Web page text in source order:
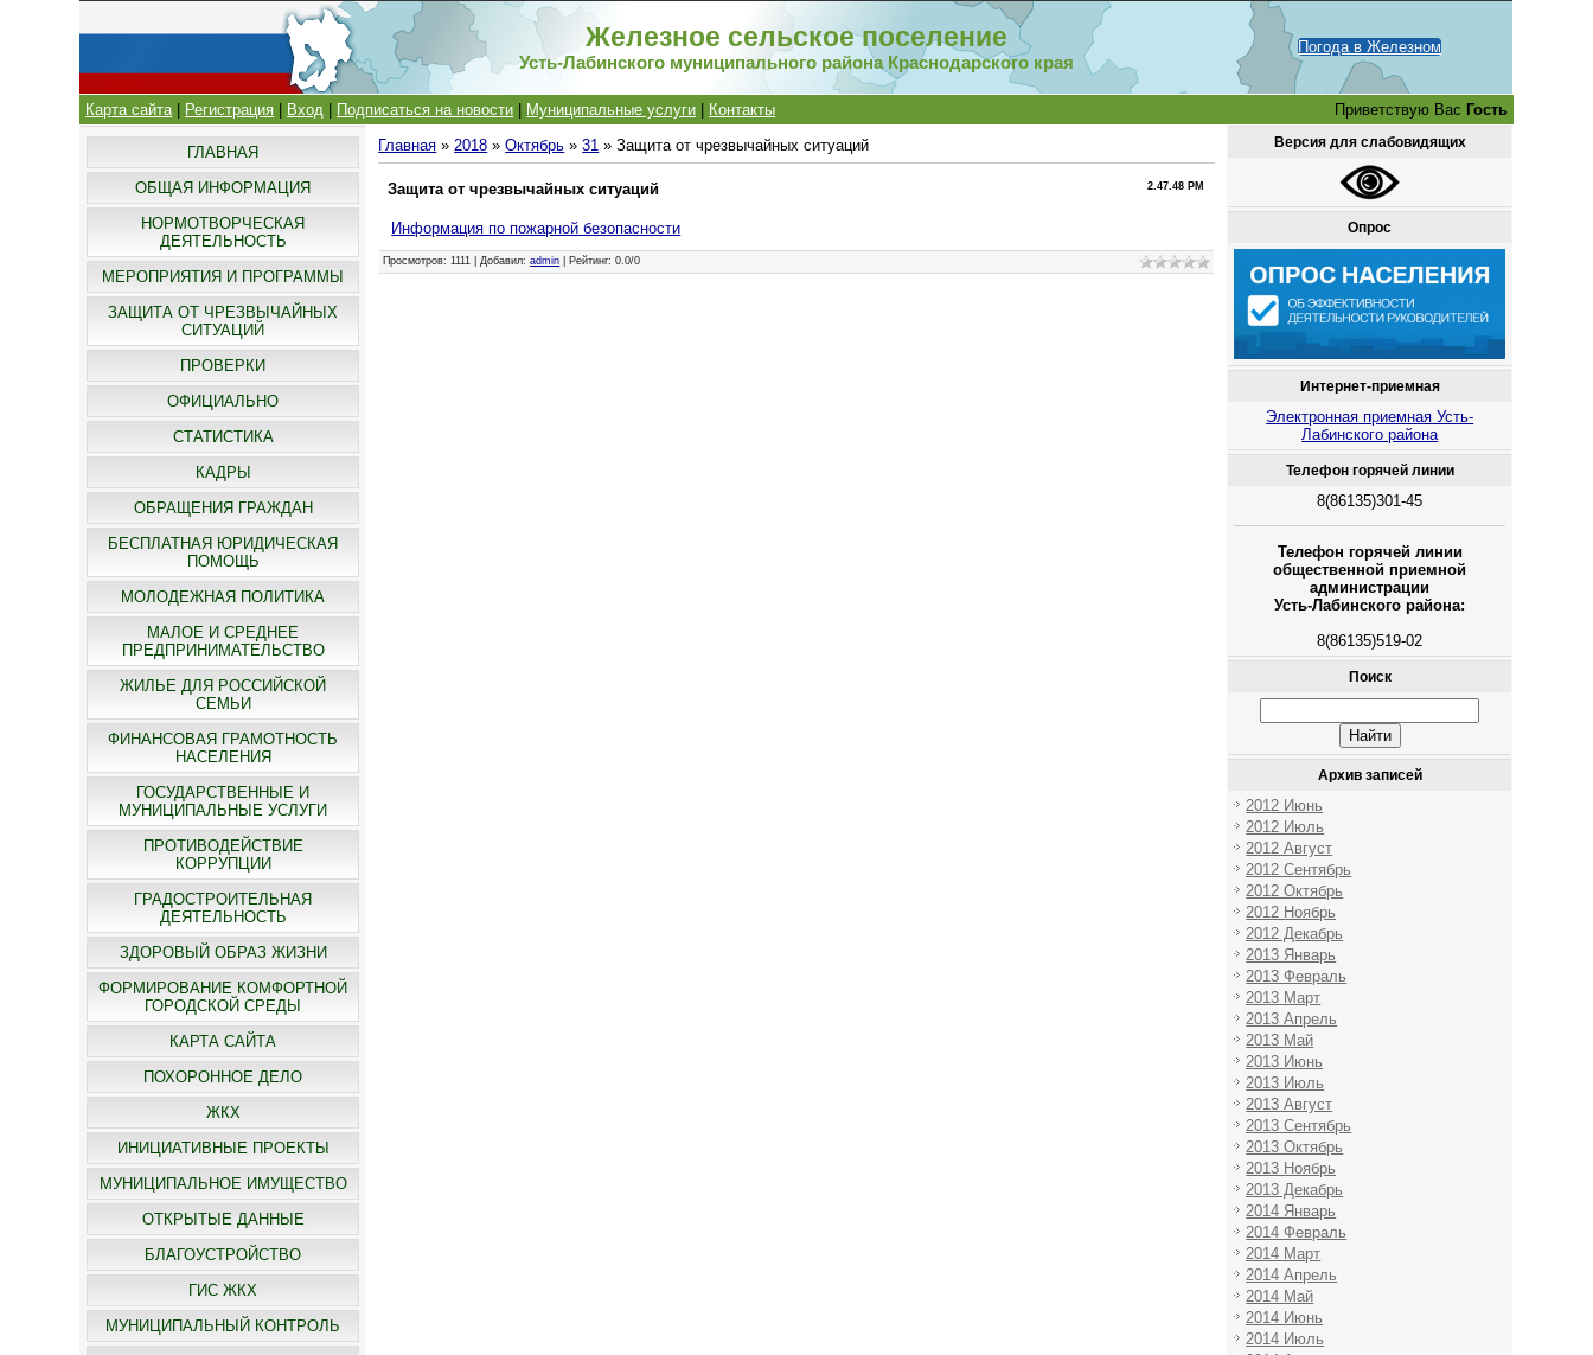
Железное сельское поселение
Усть-Лабинского муниципального района Краснодарского края
Погода в Железном
Карта сайта| Регистрация Вход Подписаться на новости Муниципальные услуги Контакты Приветствую Вас Гость
ГЛАВНАЯ
ОБЩАЯ ИНФОРМАЦИЯ
НОРМОТВОРЧЕСКАЯ
ДЕЯТЕЛЬНОСТЬ
МЕРОПРИЯТИЯ И ПРОГРАММЫ
ЗАЩИТА ОТ ЧРЕЗВЫЧАЙНЫХ
СИТУАЦИЙ
ПРОВЕРКИ
ОФИЦИАЛЬНО
СТАТИСТИКА
КАДРЫ
ОБРАЩЕНИЯ ГРАЖДАН
БЕСПЛАТНАЯ ЮРИДИЧЕСКАЯ
ПОМОЩЬ
МОЛОДЕЖНАЯ ПОЛИТИКА
МАЛОЕ И СРЕДНЕЕ
ПРЕДПРИНИМАТЕЛЬСТВО
ЖИЛЬЕ ДЛЯ РОССИЙСКОЙ
СЕМЬИ
ФИНАНСОВАЯ ГРАМОТНОСТЬ
НАСЕЛЕНИЯ
ГОСУДАРСТВЕННЫЕ И
МУНИЦИПАЛЬНЫЕ УСЛУГИ
ПРОТИВОДЕЙСТВИЕ
КОРРУПЦИИ
ГРАДОСТРОИТЕЛЬНАЯ
ДЕЯТЕЛЬНОСТЬ
ЗДОРОВЫЙ ОБРАЗ ЖИЗНИ
ФОРМИРОВАНИЕ КОМФОРТНОЙ
ГОРОДСКОЙ СРЕДЫ
КАРТА САЙТА
ПОХОРОННОЕ ДЕЛО
ЖКХ
ИНИЦИАТИВНЫЕ ПРОЕКТЫ
МУНИЦИПАЛЬНОЕ ИМУЩЕСТВО
ОТКРЫТЫЕ ДАННЫЕ
БЛАГОУСТРОЙСТВО
ГИС ЖКХ
МУНИЦИПАЛЬНЫЙ КОНТРОЛЬ
Главная »2018 » Октябрь » 31 » Защита от чрезвычайных ситуаций
2.47.48 PM
Защита от чрезвычайных ситуаций
Информация по пожарной безопасности
Просмотров: 1111 |Добавил:admin Рейтинг:0.0/0
Версия для слабовидящих
Опрос
Интернет-приемная
Электронная приемная Усть-
Лабинского района
Телефон горячей линии
8(86135)301-45
Телефон горячей линии
общественной приемной
администрации
Усть-Лабинского района:
8(86135)519-02
Поиск
Архив записей
2012 Июнь
2012 Июль
2012 Август
2012 Сентябрь
2012 Октябрь
2012 Ноябрь
2012 Декабрь
2013 Январь
2013 Февраль
2013 Март
2013 Апрель
2013 Май
2013 Июнь
2013 Июль
2013 Август
2013 Сентябрь
2013 Октябрь
2013 Ноябрь
2013 Декабрь
2014 Январь
2014 Февраль
2014 Март
2014 Апрель
2014 Май
2014 Июнь
2014 Июль